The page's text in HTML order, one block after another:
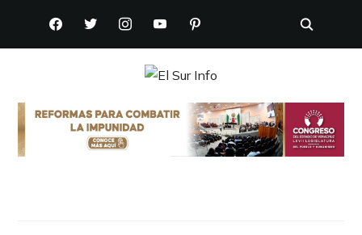
FACEBOOKTWITTERINSTAGRAMYOUTUBEPINTEREST